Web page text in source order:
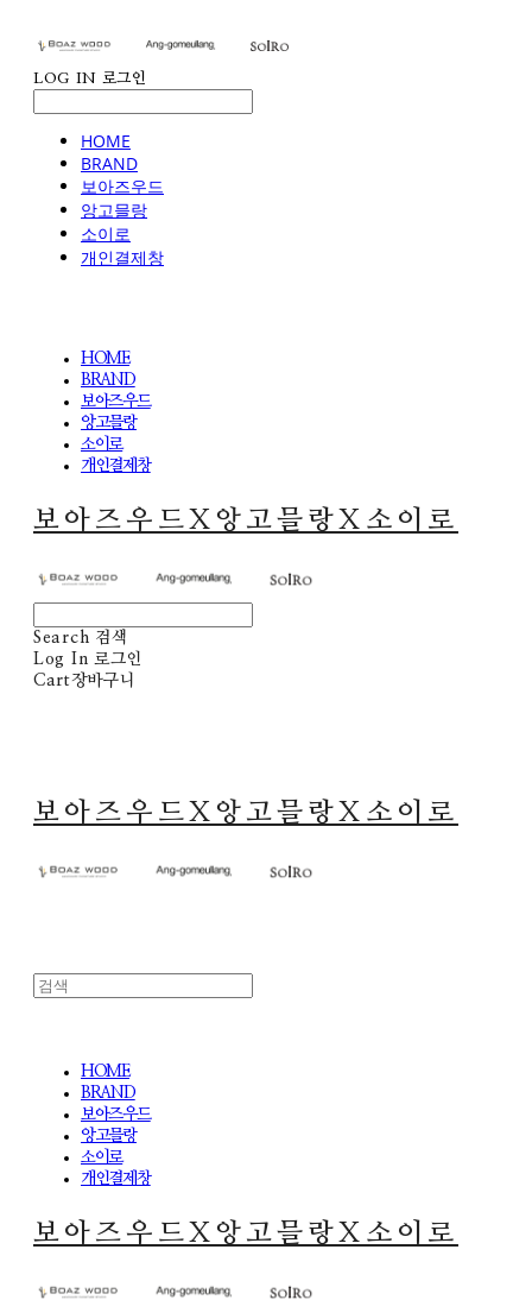
LOG IN 로그인
HOME
BRAND
보아즈우드
앙고믈랑
소이로
개인결제창
HOME
BRAND
보아즈우드
앙고믈랑
소이로
개인결제창
보아즈우드X앙고믈랑X소이로
Search 검색
Log In 로그인
Cart장바구니
보아즈우드X앙고믈랑X소이로
HOME
BRAND
보아즈우드
앙고믈랑
소이로
개인결제창
보아즈우드X앙고믈랑X소이로